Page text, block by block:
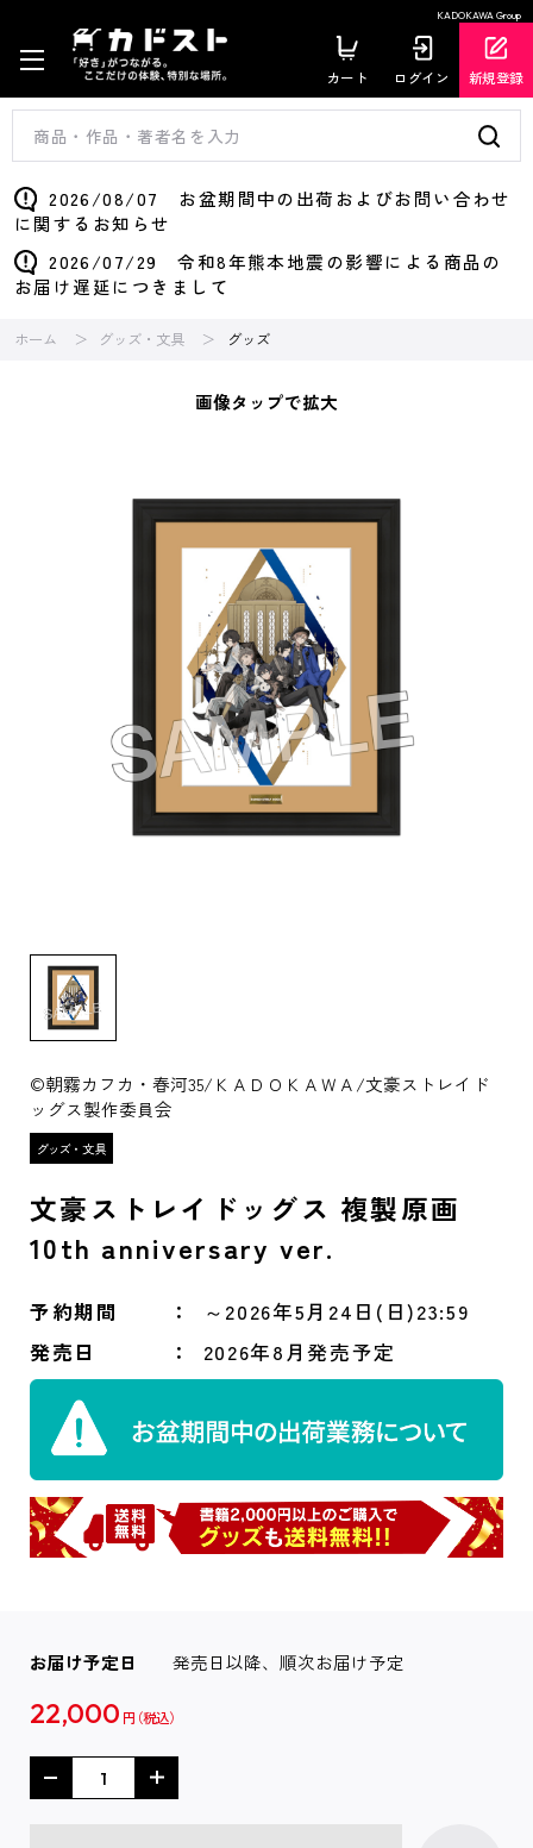
KADOKAWA Group
カート ログイン 新規登録
2026/08/07 お盆期間中の出荷およびお問い合わせ
に関するお知らせ
2026/07/29 令和8年熊本地震の影響による商品の
お届け遅延につきまして
ホーム グッズ・文具 グッズ
画像タップで拡大
©朝霧カフカ・春河35/ＫＡＤＯＫＡＷＡ/文豪ストレイド
ッグス製作委員会
文豪ストレイドッグス 複製原画
10th anniversary ver.
予約期間
～2026年5月24日(日)23:59
発売日
2026年8月発売予定
お届け予定日 発売日以降、順次お届け予定
22,000 円